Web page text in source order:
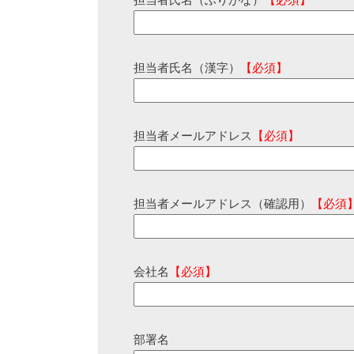
担当者氏名（漢字） 【必須】
担当者メールアドレス 【必須】
担当者メールアドレス（確認用） 【必須
会社名 【必須】
部署名